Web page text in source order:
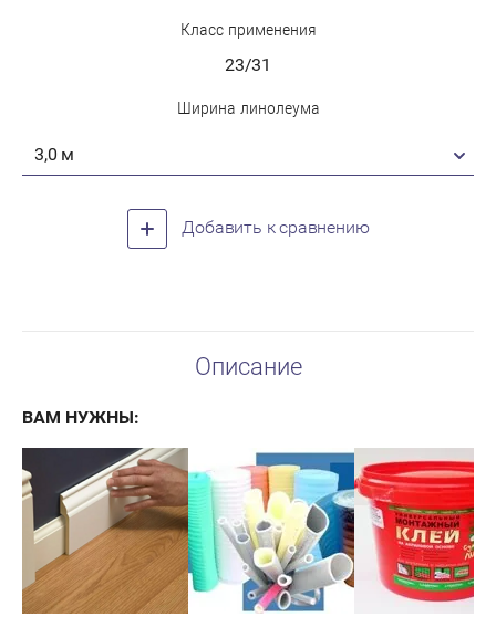
Класс применения
23/31
Ширина линолеума
3,0 м
Добавить к сравнению
Описание
ВАМ НУЖНЫ: